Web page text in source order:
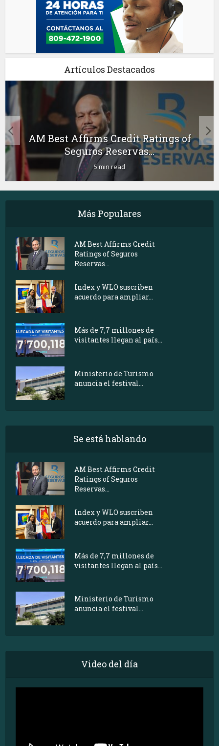
Artículos Destacados
AM Best Affirms Credit Ratings of
Seguros Reservas...
5 min read
Más Populares
AM Best Affirms Credit
Ratings of Seguros
Reservas...
Index y WLO suscriben
acuerdo para ampliar...
Más de 7,7 millones de
visitantes llegan al país...
Ministerio de Turismo
anuncia el festival...
Se está hablando
AM Best Affirms Credit
Ratings of Seguros
Reservas...
Index y WLO suscriben
acuerdo para ampliar...
Más de 7,7 millones de
visitantes llegan al país...
Ministerio de Turismo
anuncia el festival...
Video del día